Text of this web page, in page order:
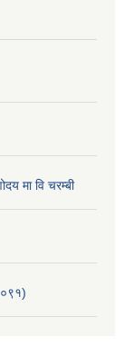
मा वि चरम्बी